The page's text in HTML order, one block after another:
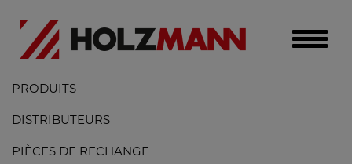
Toggle
PRODUITS
DISTRIBUTEURS
PIÈCES DE RECHANGE